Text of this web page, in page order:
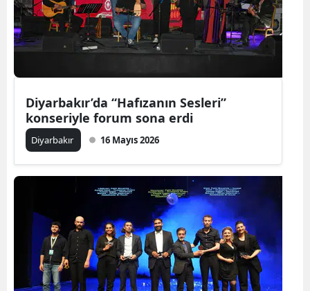
Diyarbakır’da “Hafızanın Sesleri”
konseriyle forum sona erdi
Diyarbakır 16 Mayıs 2026